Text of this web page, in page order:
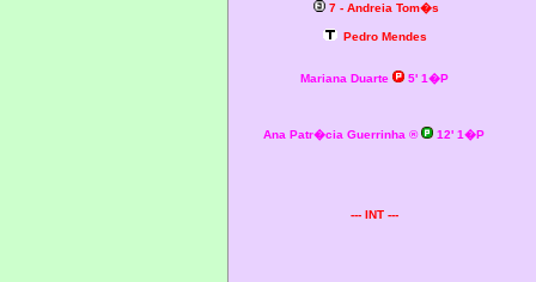
7 - Andreia Tom�s
Pedro Mendes
Mariana Duarte 5' 1�P
Ana Patr�cia Guerrinha ® 12' 1�P
--- INT ---